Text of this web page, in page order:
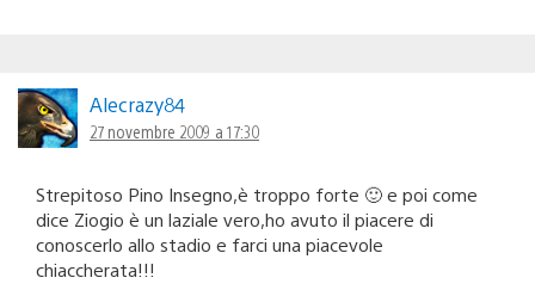
Alecrazy84
27 novembre 2009 a 17:30
Strepitoso Pino Insegno,è troppo forte 🙂 e poi come
dice Ziogio è un laziale vero,ho avuto il piacere di
conoscerlo allo stadio e farci una piacevole
chiaccherata!!!